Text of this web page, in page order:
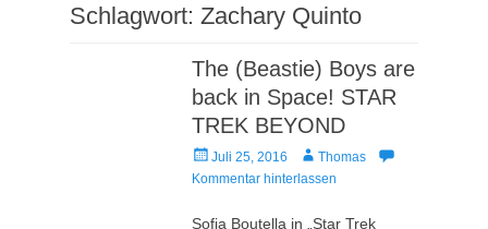
Schlagwort: Zachary Quinto
The (Beastie) Boys are
back in Space! STAR
TREK BEYOND
Veröffentlicht
am
Juli 25, 2016 AutorThomas
Kommentar hinterlassen
Sofia Boutella in „Star Trek